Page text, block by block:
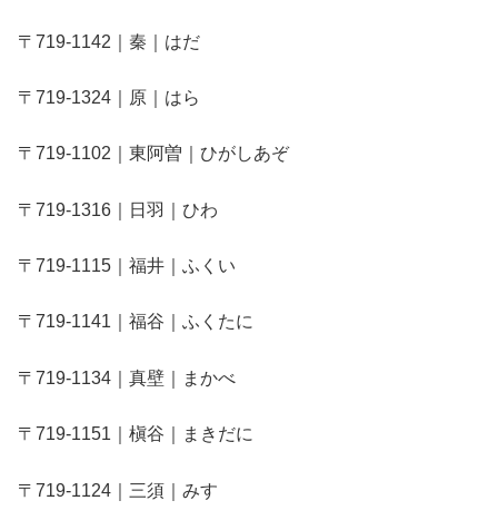
〒719-1142｜秦｜はだ
〒719-1324｜原｜はら
〒719-1102｜東阿曽｜ひがしあぞ
〒719-1316｜日羽｜ひわ
〒719-1115｜福井｜ふくい
〒719-1141｜福谷｜ふくたに
〒719-1134｜真壁｜まかべ
〒719-1151｜槇谷｜まきだに
〒719-1124｜三須｜みす